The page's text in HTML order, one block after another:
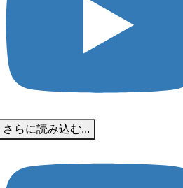
さらに読み込む...